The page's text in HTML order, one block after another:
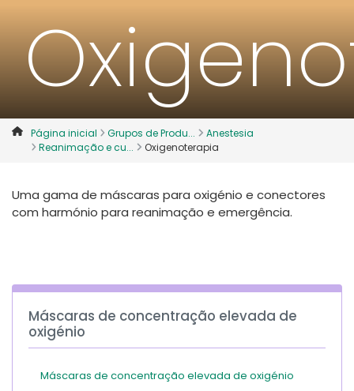
Canada, Français
China
Colombia
Denmark
Deutschland
France
Norway
Portugal
Russia
International English
Página inicial Grupos de Produ...
Anestesia
Reanimação e cu...
Oxigenoterapia
Uma gama de máscaras para oxigénio e conectores
com harmónio para reanimação e emergência.
Máscaras de concentração elevada de
oxigénio
Máscaras de concentração elevada de oxigénio